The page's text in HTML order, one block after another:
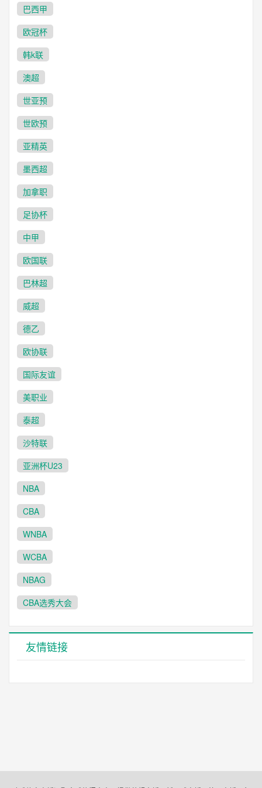
巴西甲
欧冠杯
韩k联
澳超
世亚预
世欧预
亚精英
墨西超
加拿职
足协杯
中甲
欧国联
巴林超
威超
德乙
欧协联
国际友谊
美职业
泰超
沙特联
亚洲杯U23
NBA
CBA
WNBA
WCBA
NBAG
CBA选秀大会
友情链接